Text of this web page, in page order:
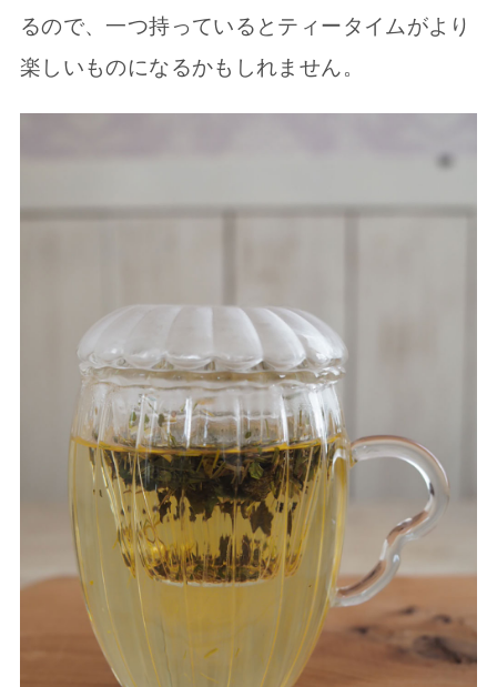
るので、一つ持っているとティータイムがより
楽しいものになるかもしれません。